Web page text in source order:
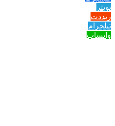
تويتر
ريددت
تيلجرام
واتساب